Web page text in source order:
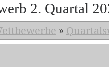
2. Quartal
»